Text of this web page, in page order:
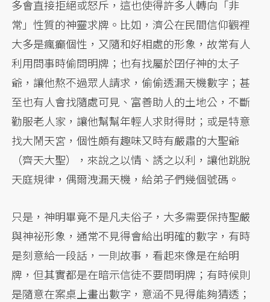
多會直接拒絕或怒斥，這也使得許多人轉向「非
常」性質的神靈求牌。比如，濟公在民間信仰觀裡
大多是瘋癲個性，又隨和好相處的形象，故常有人
利用問事時偷問明牌；也有找屬於囝仔神的太子
爺，讓他熬不過眾人請求，偷偷透漏天機數字；甚
至也有人會找隨處可見、富善助人的土地公，不斷
勸服老人家，讓他幫幫年輕人求財得財；或是特意
找大鬧天宮，個性頗有趣味又時有嚴肅的大聖爺
（齊天大聖），來說之以情、誘之以利，讓他跳脫
天庭規律，偶爾洩漏天機，給弟子們幾個號碼。
只是，神明畢竟不是凡夫俗子，大多需要保持聖嚴
與神祕形象，通常不見得會給出明確的數字，有時
是刻意給一段話，一則故事，看起來像是在給明
牌，但其實都是在暗示信徒不要問明牌；有時候則
是隨意在案桌上畫出數字，意涵不見得能夠猜透；